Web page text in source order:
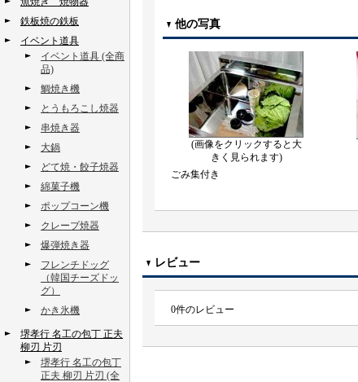
鉄板焼の鉄板
イベント道具
イベント道具 (全商
品)
鯛焼き機
とうもろこし焼器
串焼き器
大鍋
どて焼・餃子焼器
綿菓子機
ポップコーン機
クレープ焼器
爆弾焼き器
フレンチドッグ
（韓国チーズドッ
グ）
かき氷機
堺孝行 名工の包丁 正夫
柳刃 片刃
堺孝行 名工の包丁
正夫 柳刃 片刃 (全
他の写真
(画像をクリックすると大
きく見られます)
ごみ集付き
レビュー
0件のレビュー